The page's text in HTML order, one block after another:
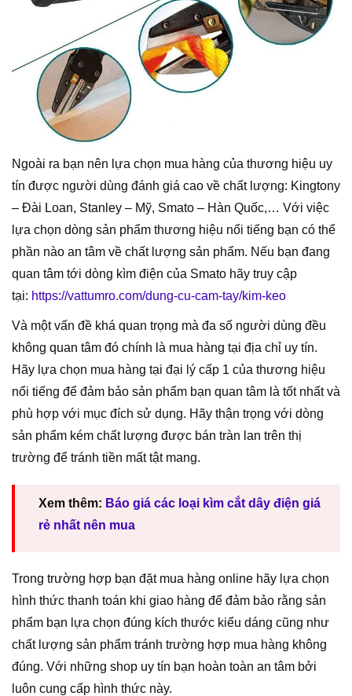
Ngoài ra bạn nên lựa chọn mua hàng của thương hiệu uy
tín được người dùng đánh giá cao về chất lượng: Kingtony
– Đài Loan, Stanley – Mỹ, Smato – Hàn Quốc,… Với việc
lựa chọn dòng sản phẩm thương hiệu nổi tiếng bạn có thể
phần nào an tâm về chất lượng sản phẩm. Nếu bạn đang
quan tâm tới dòng kìm điện của Smato hãy truy cập
tại: https://vattumro.com/dung-cu-cam-tay/kim-keo
Và một vấn đề khá quan trọng mà đa số người dùng đều
không quan tâm đó chính là mua hàng tại địa chỉ uy tín.
Hãy lựa chọn mua hàng tại đại lý cấp 1 của thương hiệu
nổi tiếng để đảm bảo sản phẩm bạn quan tâm là tốt nhất và
phù hợp với mục đích sử dụng. Hãy thận trọng với dòng
sản phẩm kém chất lượng được bán tràn lan trên thị
trường để tránh tiền mất tật mang.
Xem thêm: Báo giá các loại kìm cắt dây điện giá
rẻ nhất nên mua
Trong trường hợp bạn đặt mua hàng online hãy lựa chọn
hình thức thanh toán khi giao hàng để đảm bảo rằng sản
phẩm bạn lựa chọn đúng kích thước kiểu dáng cũng như
chất lượng sản phẩm tránh trường hợp mua hàng không
đúng. Với những shop uy tín bạn hoàn toàn an tâm bởi
luôn cung cấp hình thức này.